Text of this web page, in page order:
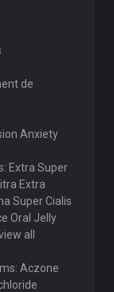
de
Anxiety
Extra Super
Extra
Super Cialis
Oral Jelly
all
Aczone